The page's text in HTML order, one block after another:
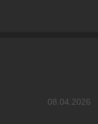
08.04.2026